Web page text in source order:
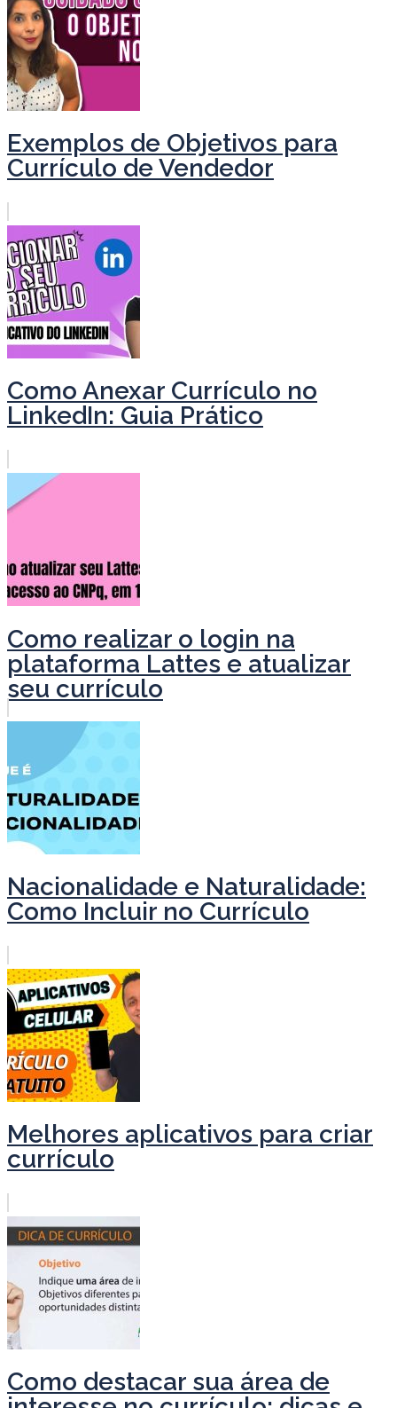
Exemplos de Objetivos para
Currículo de Vendedor
Como Anexar Currículo no
LinkedIn: Guia Prático
Como realizar o login na
plataforma Lattes e atualizar
seu currículo
Nacionalidade e Naturalidade:
Como Incluir no Currículo
Melhores aplicativos para criar
currículo
Como destacar sua área de